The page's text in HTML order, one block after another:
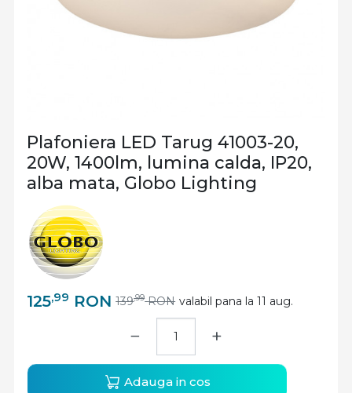
Plafoniera LED Tarug 41003-20,
20W, 1400lm, lumina calda, IP20,
alba mata, Globo Lighting
125,99 RON 139,99 RON valabil pana la 11 aug.
− +
Adauga in cos